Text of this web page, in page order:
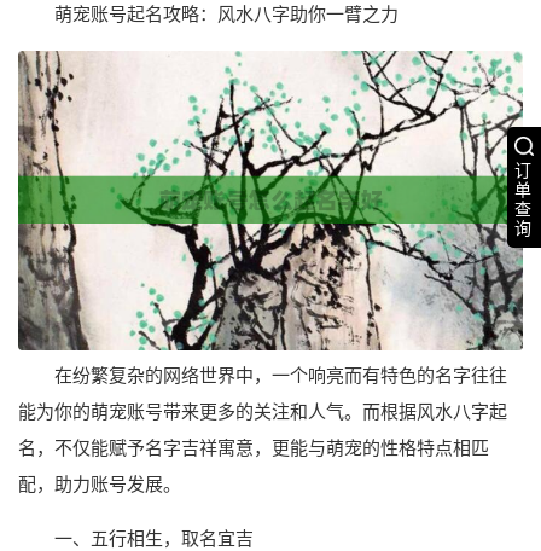
订
单
查
询
萌宠账号起名攻略：风水八字助你一臂之力
在纷繁复杂的网络世界中，一个响亮而有特色的名字往往
能为你的萌宠账号带来更多的关注和人气。而根据风水八字起
名，不仅能赋予名字吉祥寓意，更能与萌宠的性格特点相匹
配，助力账号发展。
一、五行相生，取名宜吉